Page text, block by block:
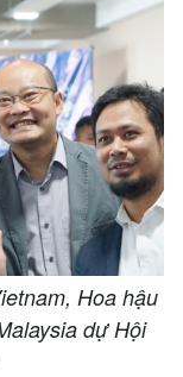
Hoa hậu
dự Hội